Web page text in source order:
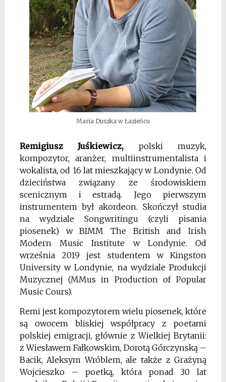
Maria Duszka w Łazieńcu
Remigiusz Juśkiewicz, polski muzyk,
kompozytor, aranżer, multiinstrumentalista i
wokalista, od 16 lat mieszkający w Londynie. Od
dzieciństwa związany ze środowiskiem
scenicznym i estradą. Jego pierwszym
instrumentem był akordeon. Skończył studia
na wydziale Songwritingu (czyli pisania
piosenek) w BIMM The British and Irish
Modern Music Institute w Londynie. Od
września 2019 jest studentem w Kingston
University w Londynie, na wydziale Produkcji
Muzycznej (MMus in Production of Popular
Music Cours).
Remi jest kompozytorem wielu piosenek, które
są owocem bliskiej współpracy z poetami
polskiej emigracji, głównie z Wielkiej Brytanii:
z Wiesławem Fałkowskim, Dorotą Górczynską –
Bacik, Aleksym Wróblem, ale także z Grażyną
Wojcieszko – poetką, która ponad 30 lat